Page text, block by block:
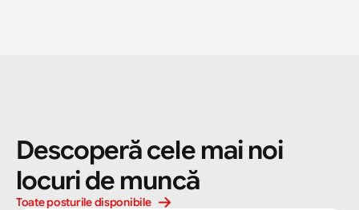
Descoperă cele mai noi
locuri de muncă
Toate posturile disponibile